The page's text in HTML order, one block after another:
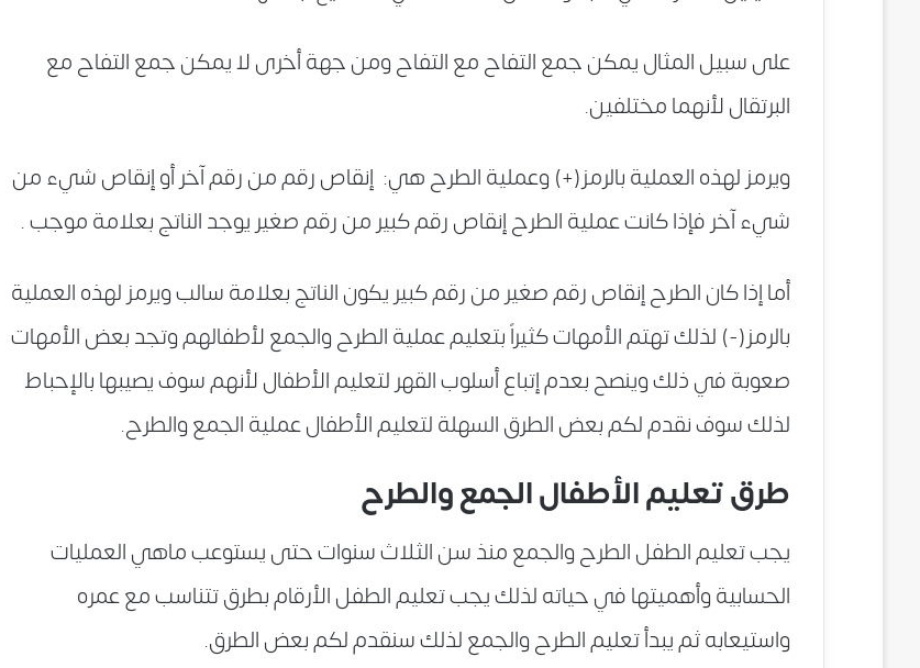
على سبيل المثال يمكن جمع التفاح مع التفاح ومن جهة أخرى لا يمكن جمع التفاح مع
البرتقال لأنهما مختلفين.
ويرمز لهذه العملية بالرمز(+) وعملية الطرح هي: إنقاص رقم من رقم آخر أو إنقاص شيء من
شيء آخر فإذا كانت عملية الطرح إنقاص رقم كبير من رقم صغير يوجد الناتج بعلامة موجب .
أما إذا كان الطرح إنقاص رقم صغير من رقم كبير يكون الناتج بعلامة سالب ويرمز لهذه العملية
بالرمز(-) لذلك تهتم الأمهات كثيراً بتعليم عملية الطرح والجمع لأطفالهم وتجد بعض الأمهات
صعوبة في ذلك وينصح بعدم إتباع أسلوب القهر لتعليم الأطفال لأنهم سوف يصيبها بالإحباط
لذلك سوف نقدم لكم بعض الطرق السهلة لتعليم الأطفال عملية الجمع والطرح.
طرق تعليم الأطفال الجمع والطرح
يجب تعليم الطفل الطرح والجمع منذ سن الثلاث سنوات حتى يستوعب ماهي العمليات
الحسابية وأهميتها في حياته لذلك يجب تعليم الطفل الأرقام بطرق تتناسب مع عمره
واستيعابه ثم يبدأ تعليم الطرح والجمع لذلك سنقدم لكم بعض الطرق.